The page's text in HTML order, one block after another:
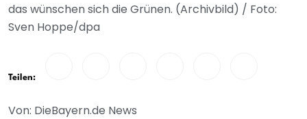
das wünschen sich die Grünen. (Archivbild) / Foto:
Sven Hoppe/dpa
Teilen:
Von: DieBayern.de News